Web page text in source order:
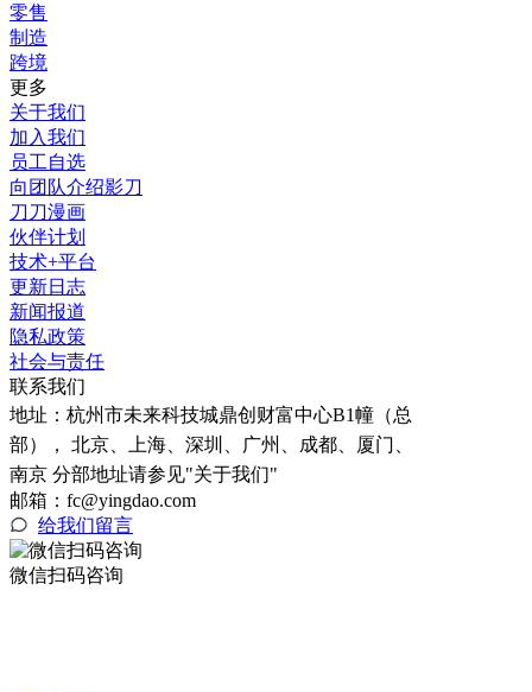
零售
制造
跨境
更多
关于我们
加入我们
员工自选
向团队介绍影刀
刀刀漫画
伙伴计划
技术+平台
更新日志
新闻报道
隐私政策
社会与责任
联系我们
地址： 杭州市未来科技城鼎创财富中心B1幢（总
部）， 北京、上海、深圳、广州、成都、厦门、
南京 分部地址请参见"关于我们"
邮箱：fc@yingdao.com
给我们留言
微信扫码咨询